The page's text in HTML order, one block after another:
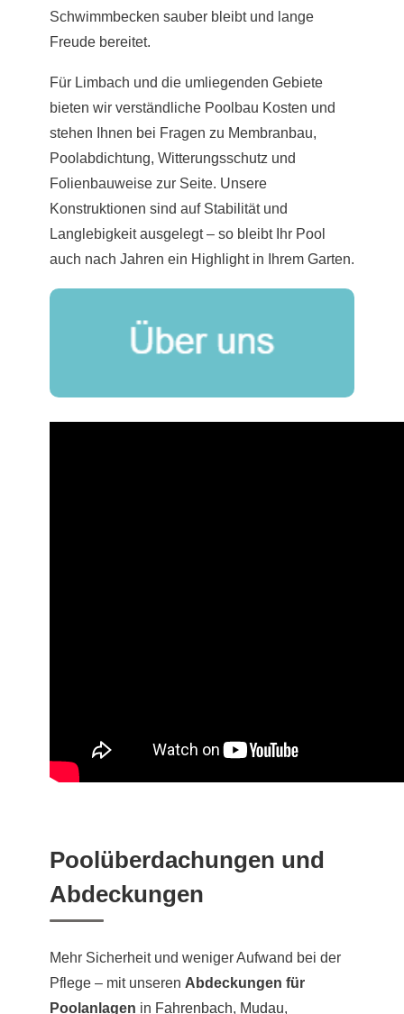
Schwimmbecken sauber bleibt und lange
Freude bereitet.
Für Limbach und die umliegenden Gebiete
bieten wir verständliche Poolbau Kosten und
stehen Ihnen bei Fragen zu Membranbau,
Poolabdichtung, Witterungsschutz und
Folienbauweise zur Seite. Unsere
Konstruktionen sind auf Stabilität und
Langlebigkeit ausgelegt – so bleibt Ihr Pool
auch nach Jahren ein Highlight in Ihrem Garten.
Poolüberdachungen und
Abdeckungen
Mehr Sicherheit und weniger Aufwand bei der
Pflege – mit unseren Abdeckungen für
Poolanlagen in Fahrenbach, Mudau,